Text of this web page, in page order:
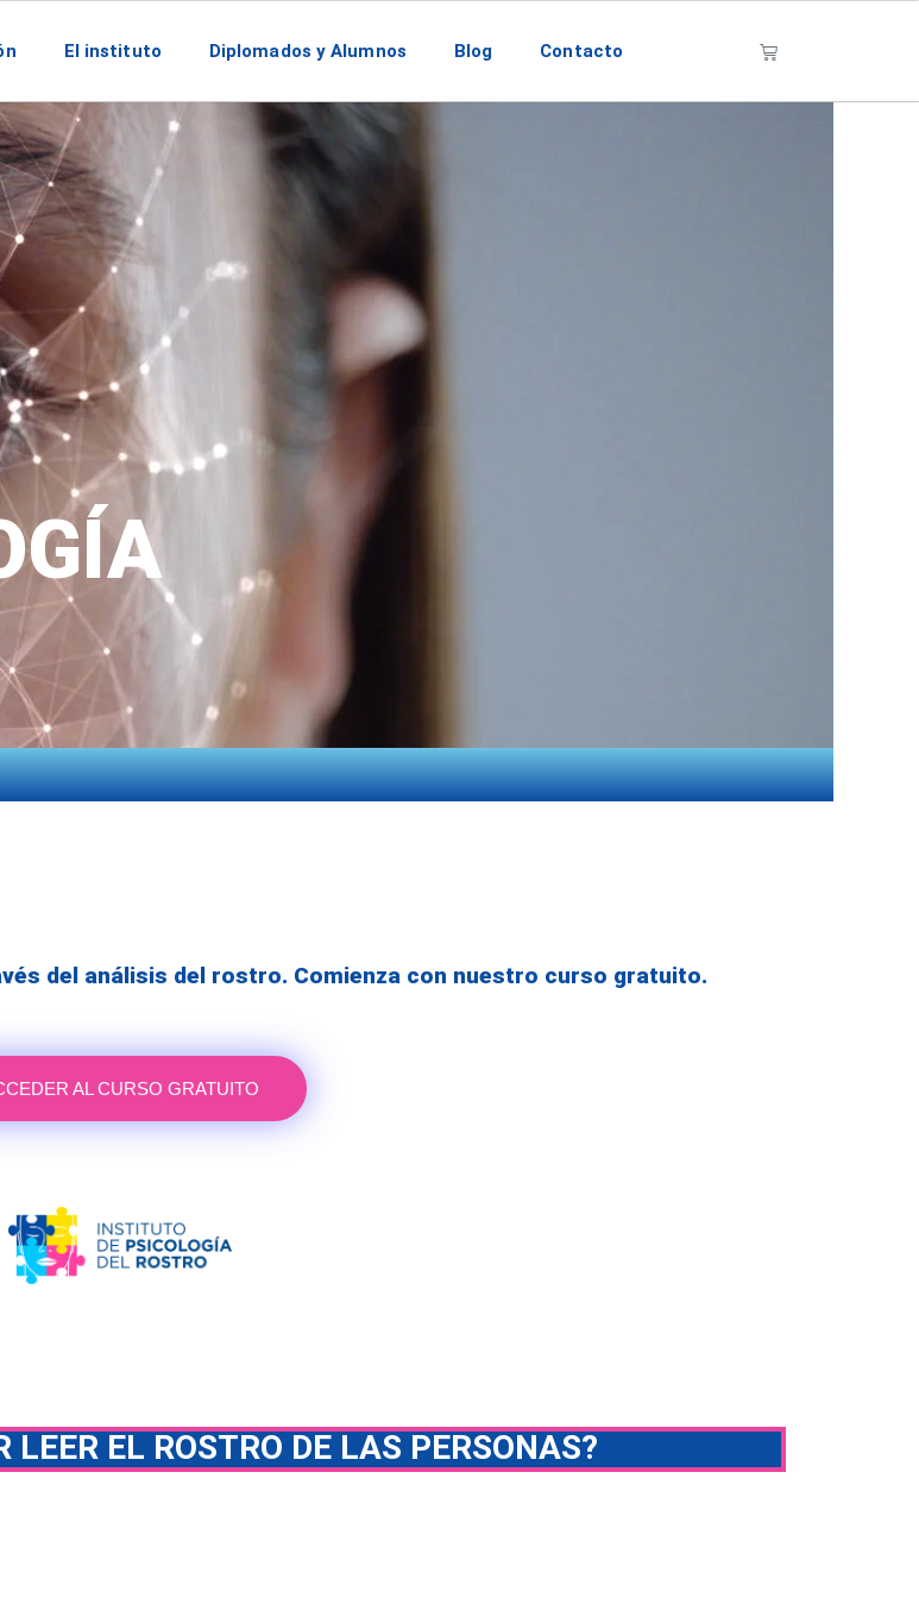
El instituto Diplomados y Alumnos Blog Contacto
del análisis del rostro. Comienza con nuestro curso gratuito.
AL CURSO GRATUITO
LEER EL ROSTRO DE LAS PERSONAS?